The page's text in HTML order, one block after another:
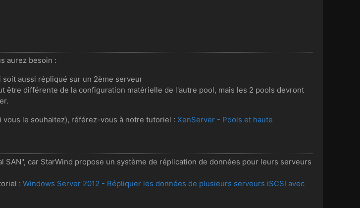
aurez besoin :
soit aussi répliqué sur un 2ème serveur
être différente de la configuration matérielle de l'autre pool, mais les 2 pools devront
le souhaitez), référez-vous à notre tutoriel : XenServer - Pools et haute
car StarWind propose un système de réplication de données pour leurs serveurs
: Windows Server 2012 - Répliquer les données de plusieurs serveurs iSCSI avec